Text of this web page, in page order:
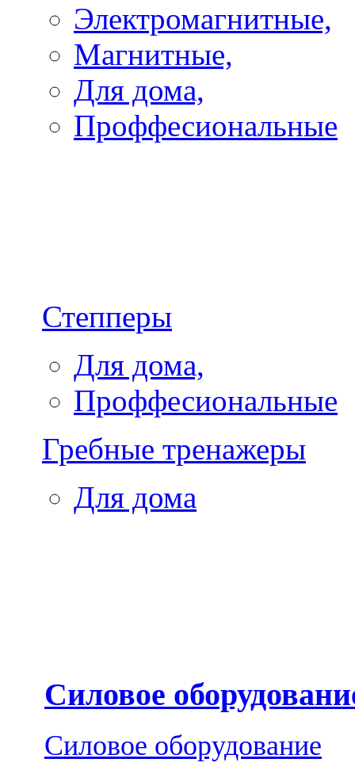
Электромагнитные,
Магнитные,
Для дома,
Проффесиональные
Степперы
Для дома,
Проффесиональные
Гребные тренажеры
Для дома
Силовое
Силовое оборудование